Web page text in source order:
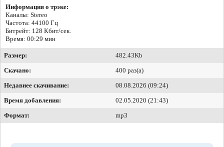
Информация о трэке:
Каналы: Stereo
Частота: 44100 Гц
Битрейт: 128 Кбит/сек.
Время: 00:29 мин
Размер:
482.43Kb
Скачано:
400 раз(а)
Недавнее скачивание:
08.08.2026 (09:24)
Время добавления:
02.05.2020 (21:43)
Формат:
mp3